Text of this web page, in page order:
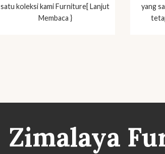
satu koleksi kami Furniture[ Lanjut
Membaca }
yang
Zimalaya